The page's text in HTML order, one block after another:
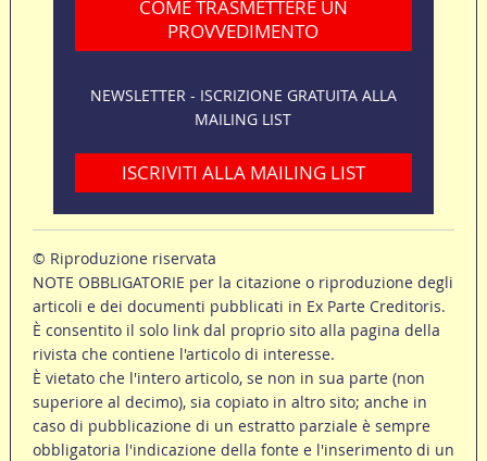
COME TRASMETTERE UN
PROVVEDIMENTO
NEWSLETTER - ISCRIZIONE GRATUITA ALLA
MAILING LIST
ISCRIVITI ALLA MAILING LIST
© Riproduzione riservata
NOTE OBBLIGATORIE per la citazione o riproduzione degli
articoli e dei documenti pubblicati in Ex Parte Creditoris.
È consentito il solo link dal proprio sito alla pagina della
rivista che contiene l'articolo di interesse.
È vietato che l'intero articolo, se non in sua parte (non
superiore al decimo), sia copiato in altro sito; anche in
caso di pubblicazione di un estratto parziale è sempre
obbligatoria l'indicazione della fonte e l'inserimento di un